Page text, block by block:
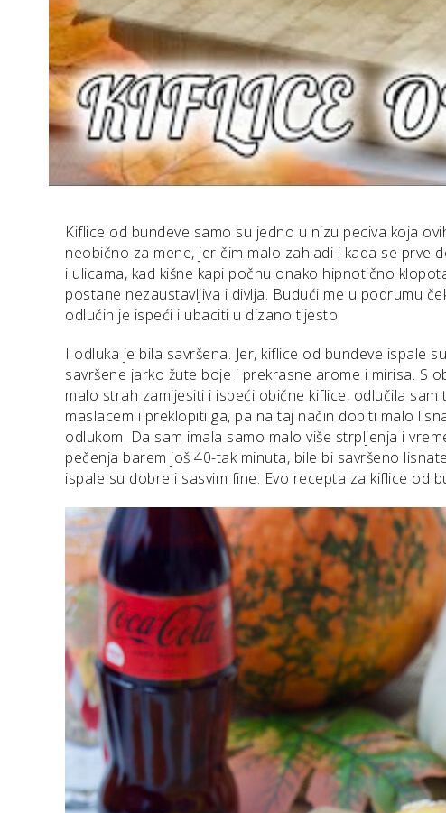
Kiflice od bundeve samo su jedno u nizu peciva koja
neobično za mene, jer čim malo zahladi i kada se prve
i ulicama, kad kišne kapi počnu onako hipnotično
postane nezaustavljiva i divlja. Budući me u podrumu
odlučih je ispeći i ubaciti u dizano tijesto.
I odluka je bila savršena. Jer, kiflice od bundeve ispale
savršene jarko žute boje i prekrasne arome i mirisa. S
malo strah zamijesiti i ispeći obične kiflice, odlučila
maslacem i preklopiti ga, pa na taj način dobiti malo
odlukom. Da sam imala samo malo više strpljenja i
pečenja barem još 40-tak minuta, bile bi savršeno
ispale su dobre i sasvim fine. Evo recepta za kiflice od